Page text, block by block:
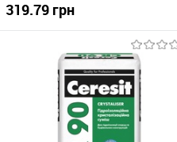
319.79 грн
В корзину
Купити в 1 клік
До
порівняння